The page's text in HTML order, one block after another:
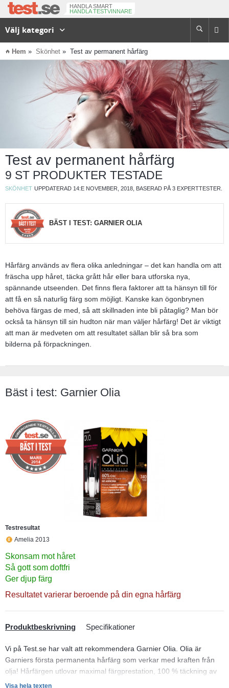
HANDLA SMART
HANDLA TESTVINNARE
Välj kategori 
⌂ Hem Skönhet Test av permanent hårfärg
Test av permanent hårfärg
9 ST PRODUKTER TESTADE
SKÖNHET UPPDATERAD 14:E NOVEMBER, 2018, BASERAD PÅ 3 EXPERTTESTER.
BÄST I TEST: GARNIER OLIA
Hårfärg används av flera olika anledningar – det kan handla om att
fräscha upp håret, täcka grått hår eller bara utforska nya,
spännande utseenden. Det finns flera faktorer att ta hänsyn till för
att få en så naturlig färg som möjligt. Kanske kan ögonbrynen
behöva färgas de med, så att skillnaden inte bli påtaglig? Man bör
också ta hänsyn till sin hudton när man väljer hårfärg! Det är viktigt
att man är medveten om att resultatet sällan blir så bra som
bilderna på förpackningen.
Bäst i test: Garnier Olia
Testresultat
Amelia 2013
Skonsam mot håret
Så gott som doftfri
Ger djup färg
Resultatet varierar beroende på din egna hårfärg
Produktbeskrivning Specifikationer
Vi på Test.se har valt att rekommendera Garnier Olia. Olia är
Garniers första permanenta hårfärg som verkar med kraften från
olja! Hårfärgen utlovar maximal färgprestation, 100 % täckning av
grått hår, tydlig förbättring av hårkvaliteten och optimal komfort för
Visa hela texten